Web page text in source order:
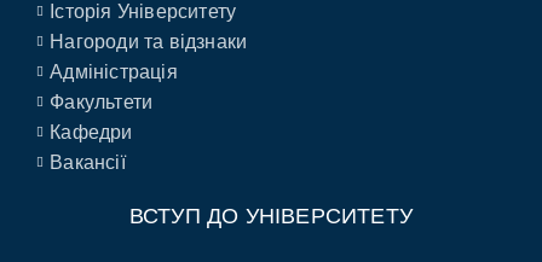
Історія Університету
Нагороди та відзнаки
Адміністрація
Факультети
Кафедри
Вакансії
ВСТУП ДО УНІВЕРСИТЕТУ